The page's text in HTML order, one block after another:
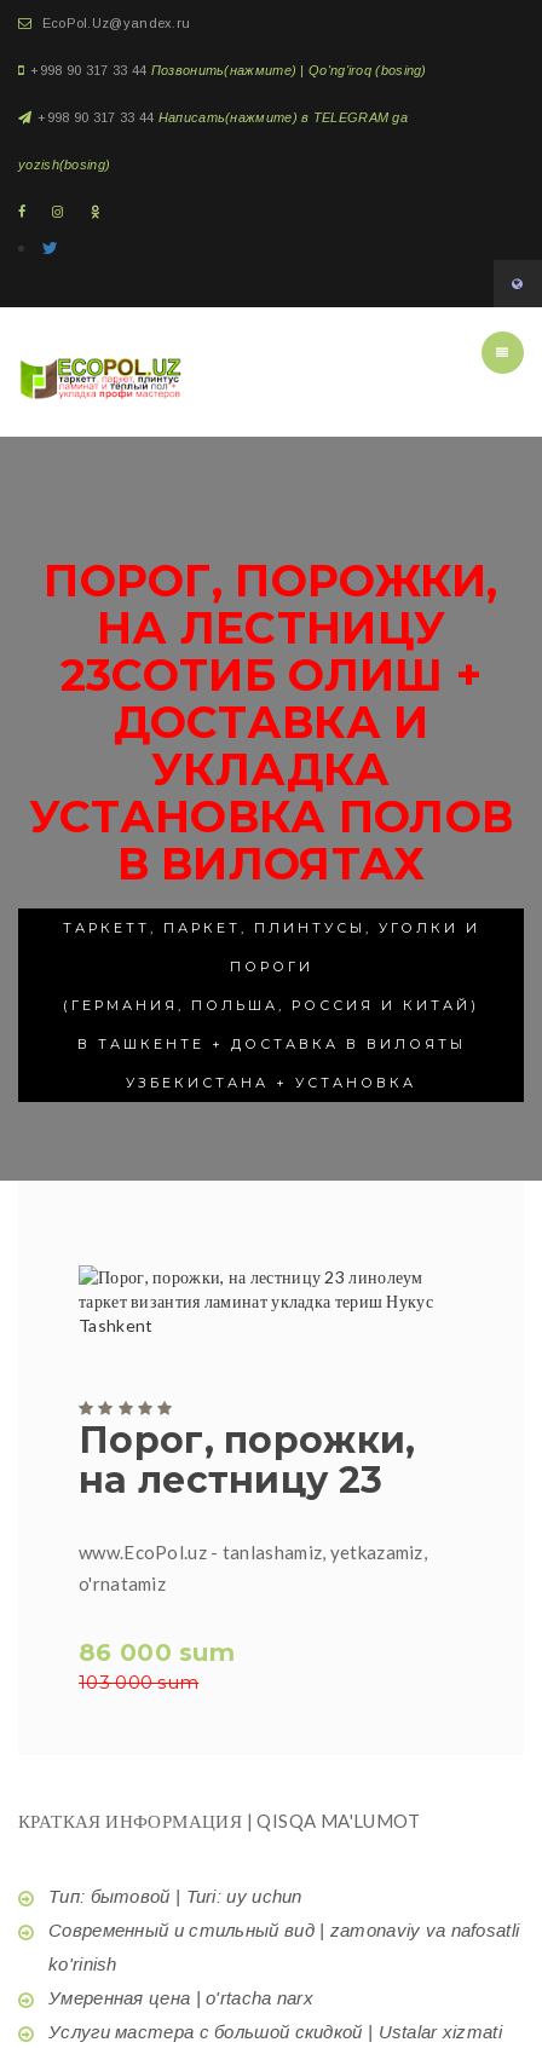
EcoPol.Uz@yandex.ru
+998 90 317 33 44 Позвонить(нажмите) | Qo'ng'iroq (bosing)
+998 90 317 33 44 Написать(нажмите) в TELEGRAM ga
yozish(bosing)
ПОРОГ, ПОРОЖКИ,
НА ЛЕСТНИЦУ
23СОТИБ ОЛИШ +
ДОСТАВКА И
УКЛАДКА
УСТАНОВКА ПОЛОВ
В ВИЛОЯТАХ
ТАРКЕТТ, ПАРКЕТ, ПЛИНТУСЫ, УГОЛКИ И
ПОРОГИ
(ГЕРМАНИЯ, ПОЛЬША, РОССИЯ И КИТАЙ)
В ТАШКЕНТЕ + ДОСТАВКА В ВИЛОЯТЫ
УЗБЕКИСТАНА + УСТАНОВКА
Порог, порожки,
на лестницу 23
www.EcoPol.uz - tanlashamiz, yetkazamiz,
o'rnatamiz
86 000 sum
103 000 sum
КРАТКАЯ ИНФОРМАЦИЯ | QISQA MA'LUMOT
Тип: бытовой | Turi: uy uchun
Современный и стильный вид | zamonaviy va nafosatli
ko'rinish
Умеренная цена | o'rtacha narx
Услуги мастера с большой скидкой | Ustalar xizmati